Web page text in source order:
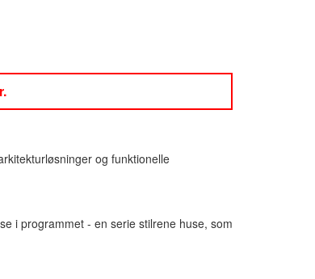
og funktionelle
i programmet - en serie stilrene huse, som